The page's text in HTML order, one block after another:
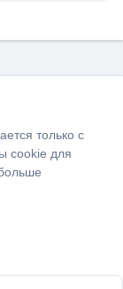
только с
cookie для